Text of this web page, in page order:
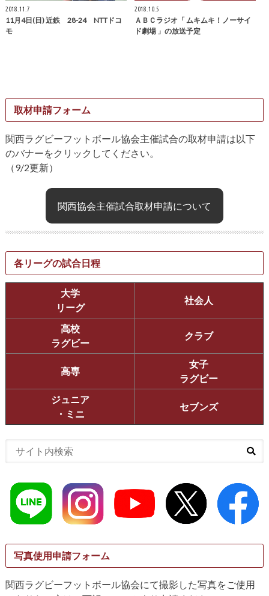
2018.11.7
11月4日(日) 近鉄 28-24 NTTドコ
モ
2018.10.5
ＡＢＣラジオ「 ムキムキ！ノーサイ
ド劇場 」の放送予定
取材申請フォーム
関西ラグビーフットボール協会主催試合の取材申請は以下
のバナーをクリックしてください。
（9/2更新）
関西協会主催試合取材申請について
各リーグの試合日程
大学
リーグ
社会人
高校
ラグビー
クラブ
高専
女子
ラグビー
ジュニア
・ミニ
セブンズ
写真使用申請フォーム
関西ラグビーフットボール協会にて撮影した写真をご使用